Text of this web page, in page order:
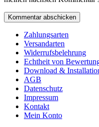
Zahlungsarten
Versandarten
Widerrufsbelehrung
Echtheit von
Download &
AGB
Datenschutz
Impressum
Kontakt
Mein Konto